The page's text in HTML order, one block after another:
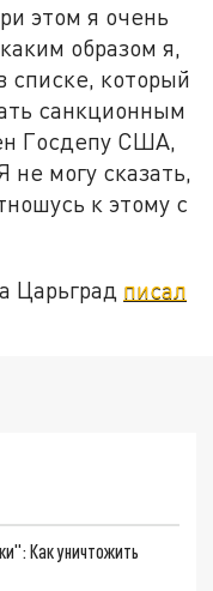
этом я очень
образом я,
списке, который
санкционным
Госдепу США,
могу сказать,
к этому с
Царьград писал
Как уничтожить